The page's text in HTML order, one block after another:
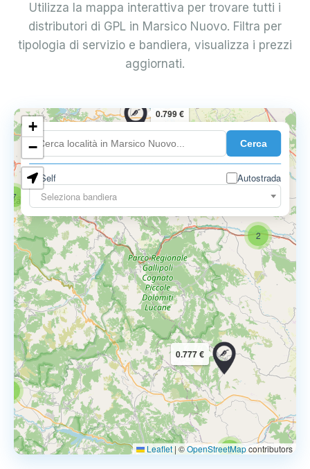
Utilizza la mappa interattiva per trovare tutti i
distributori di GPL in Marsico Nuovo. Filtra per
tipologia di servizio e bandiera, visualizza i prezzi
aggiornati.
Cerca
Self
Autostrada
Seleziona bandiera
2
2
7
0.799 €
0.777 €
+
−
Leaflet | ©OpenStreetMapcontributors